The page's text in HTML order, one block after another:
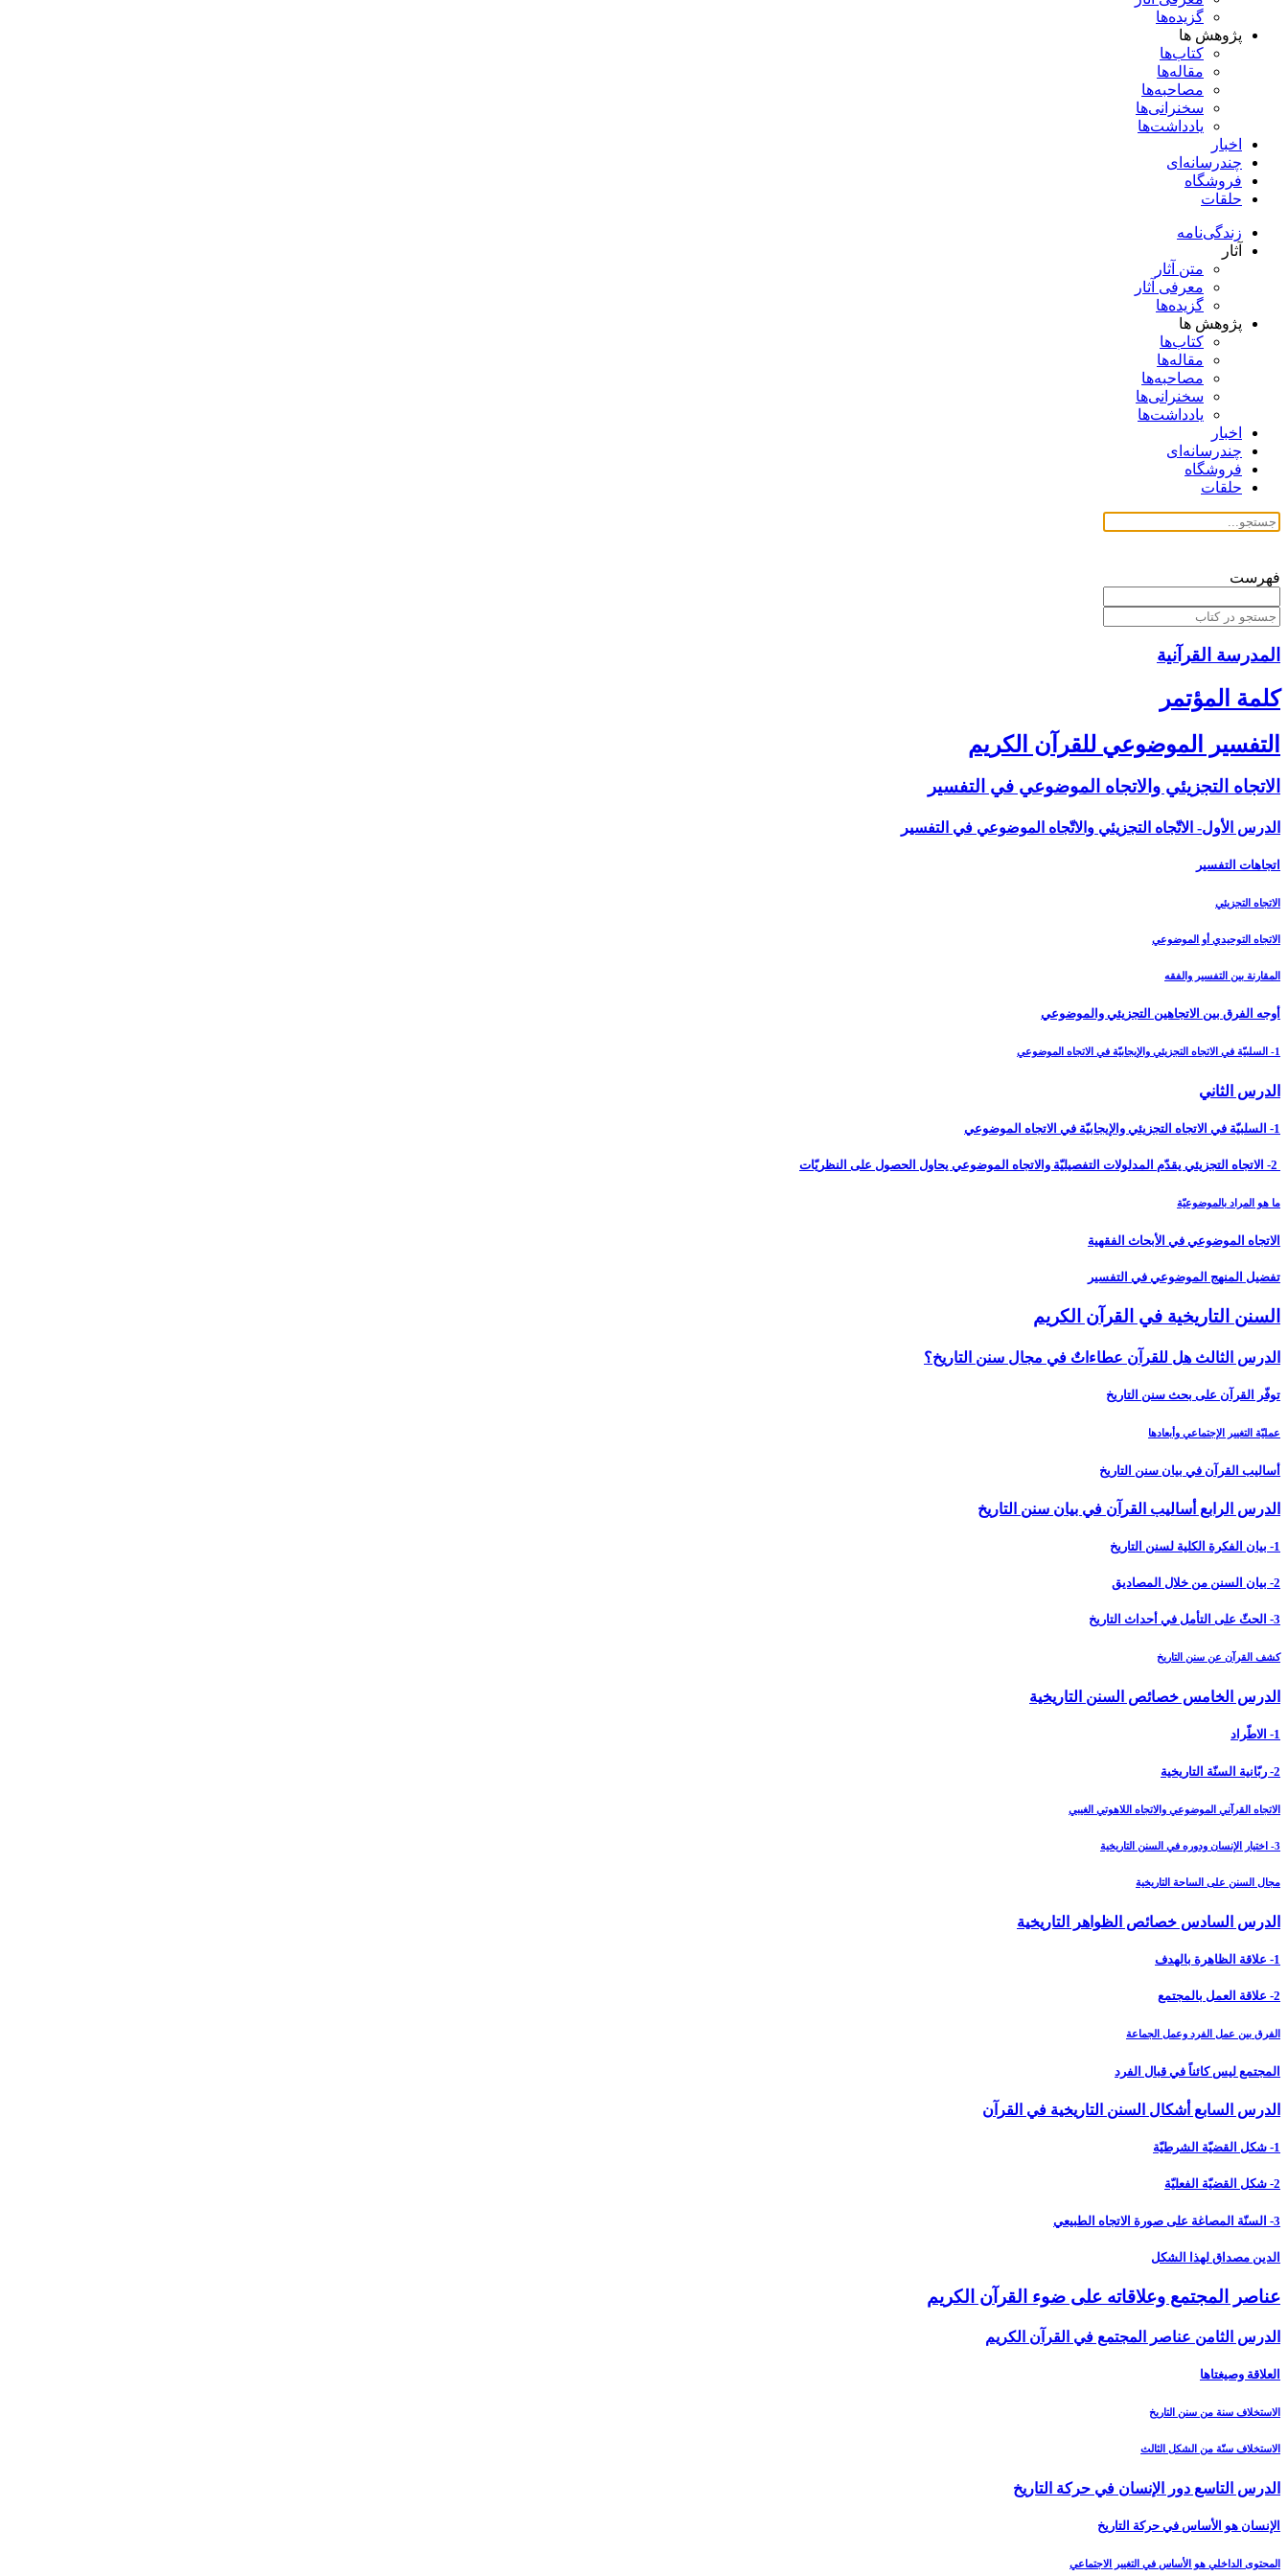
گزیده‌ها
پژوهش ها
کتاب‌ها
مقاله‌ها
مصاحبه‌ها
سخنرانی‌ها
یادداشت‌ها
اخبار
چندرسانه‌ای
فروشگاه
حلقات
زندگی‌نامه
آثار
متن آثار
معرفی آثار
گزیده‌ها
پژوهش ها
کتاب‌ها
مقاله‌ها
مصاحبه‌ها
سخنرانی‌ها
یادداشت‌ها
اخبار
چندرسانه‌ای
فروشگاه
حلقات
فهرست
المدرسة القرآنیة
كلمة المؤتمر
التفسير الموضوعي للقرآن الكريم
الاتجاه التجزيئي والاتجاه الموضوعي في التفسير
الدرس الأول- الاتّجاه التجزيئي والاتّجاه الموضوعي في التفسير
اتجاهات التفسير
الاتجاه التجزيئي
الاتجاه التوحيدي أو الموضوعي
المقارنة بين التفسير والفقه
أوجه الفرق بين الاتجاهين التجزيئي والموضوعي‏
1- السلبيّة في الاتجاه التجزيئي والإيجابيّة في الاتجاه الموضوعي
الدرس الثاني‏
1- السلبيّة في الاتجاه التجزيئي والإيجابيّة في الاتجاه الموضوعي
ما هو المراد بالموضوعيّة
الاتجاه الموضوعي في الأبحاث الفقهية
تفضيل المنهج الموضوعي في التفسير
السنن التاريخية في القرآن الكريم
الدرس الثالث هل للقرآن عطاءاتٌ في مجال سنن التاريخ؟
توفّر القرآن على بحث سنن التاريخ
عمليّة التغيير الإجتماعي وأبعادها
أساليب القرآن في بيان سنن التاريخ
الدرس الرابع أساليب القرآن في بيان سنن التاريخ‏
1- بيان الفكرة الكلية لسنن التاريخ
2- بيان السنن من خلال المصاديق
3- الحثّ على التأمل في أحداث التاريخ
كشف القرآن عن سنن التاريخ
الدرس الخامس‏ خصائص السنن التاريخية
1- الاطّراد
2- ربّانية السنّة التاريخية
الاتجاه القرآني الموضوعي والاتجاه اللاهوتي الغيبي
3- اختيار الإنسان ودوره في السنن التاريخية
مجال السنن على الساحة التاريخية
الدرس السادس خصائص الظواهر التاريخية
1- علاقة الظاهرة بالهدف
2- علاقة العمل بالمجتمع
الفرق بين عمل الفرد وعمل الجماعة
المجتمع ليس كائناً في قبال الفرد
الدرس السابع أشكال السنن التاريخية في القرآن‏
1- شكل القضيّة الشرطيّة
2- شكل القضيّة الفعليّة
3- السنّة المصاغة على صورة الاتجاه الطبيعي
الدين مصداق لهذا الشكل
عناصر المجتمع وعلاقاته على ضوء القرآن الكريم‏
الدرس الثامن عناصر المجتمع في القرآن الكريم‏
العلاقة وصيغتاها
الاستخلاف سنة من سنن التاريخ
الاستخلاف سنّة من الشكل الثالث
الدرس التاسع دور الإنسان في حركة التاريخ‏
الإنسان هو الأساس في حركة التاريخ
المحتوى الداخلي هو الأساس في التغيير الاجتماعي